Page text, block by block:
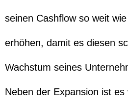
seinen Cashflow so weit
erhöhen, damit es diesen
Wachstum seines
Neben der Expansion ist